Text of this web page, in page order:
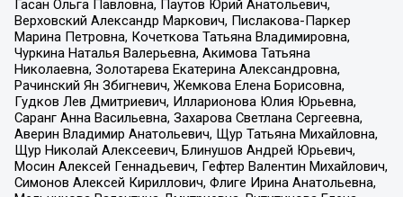
Гасан Ольга Павловна, Паутов Юрий Анатольевич,
Верховский Александр Маркович, Пислакова-Паркер
Марина Петровна, Кочеткова Татьяна Владимировна,
Чуркина Наталья Валерьевна, Акимова Татьяна
Николаевна, Золотарева Екатерина Александровна,
Рачинский Ян Збигневич, Жемкова Елена Борисовна,
Гудков Лев Дмитриевич, Илларионова Юлия Юрьевна,
Саранг Анна Васильевна, Захарова Светлана Сергеевна,
Аверин Владимир Анатольевич, Щур Татьяна Михайловна,
Щур Николай Алексеевич, Блинушов Андрей Юрьевич,
Мосин Алексей Геннадьевич, Гефтер Валентин Михайлович,
Симонов Алексей Кириллович, Флиге Ирина Анатольевна,